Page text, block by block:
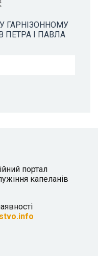
ГАРНІЗОННОМУ
ПЕТРА І ПАВЛА
портал
капеланів